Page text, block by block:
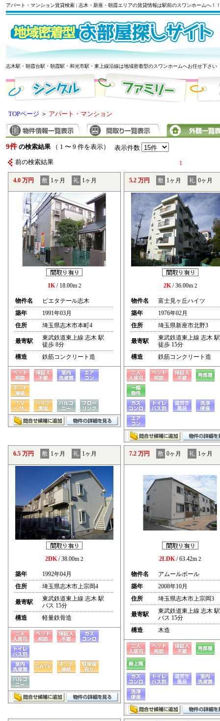
アパート・マンション賃貸検索 | 志木・新座・朝霞エリアの賃貸情報は駅前のスワンホームへ！
志木駅・朝霞台駅・朝霞駅・和光市駅・東上線沿線は地域密着型のスワンホームへお任せ下さい
TOPページ ＞ アパート・マンション
9件 の検索結果 （ 1 〜 9 件を表示） 表示件数
前の検索結果 1
4.0 万円 敷 1ヶ月 礼 1ヶ月
1K/ 18.00m 2
物件名
ピエタテール志木
築年
1991年03月
住所
埼玉県志木市本町4
最寄駅
東武鉄道東上線 志木 駅
徒歩 8分
構造
鉄筋コンクリート造
5.2 万円 敷 1ヶ月 礼 0ヶ月
2K/ 36.00m 2
物件名
富士見ヶ丘ハイツ
築年
1976年02月
住所
埼玉県新座市北野3
最寄駅
東武鉄道東上線 志木 駅
徒歩 15分
構造
鉄筋コンクリート造
6.5 万円 敷 1ヶ月 礼 1ヶ月
2DK/ 38.00m 2
築年
1992年04月
住所
埼玉県志木市上宗岡4
最寄駅
東武鉄道東上線 志木 駅
バス 15分
構造
軽量鉄骨造
7.2 万円 敷 0ヶ月 礼 1ヶ月
2LDK/ 63.42m 2
物件名
アムールポール
築年
2008年10月
住所
埼玉県志木市上宗岡3
最寄駅
東武鉄道東上線 志木 駅
バス 15分
構造
木造